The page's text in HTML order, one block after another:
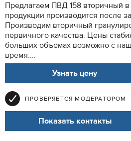
Предлагаем ПВД 158 вторичный в
продукции производится после
Производим вторичный
первичного качества. Цены
больших объемах возможно с
время....
Узнать цену
ПРОВЕРЯЕТСЯ МОДЕРАТОРОМ
Показать контакты